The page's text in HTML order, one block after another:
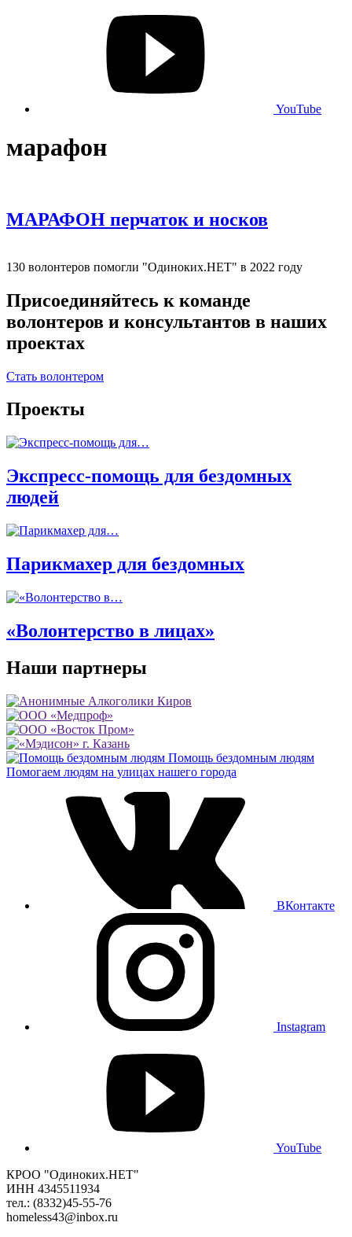
YouTube
марафон
МАРАФОН перчаток и носков
130 волонтеров помогли "Одиноких.НЕТ" в 2022 году
Присоединяйтесь к команде
волонтеров и консультантов в наших
проектах
Стать волонтером
Проекты
Экспресс-помощь для бездомных
людей
Парикмахер для бездомных
«Волонтерство в лицах»
Наши партнеры
Помощь бездомным людям
Помогаем людям на улицах нашего города
ВКонтакте
Instagram
YouTube
КРОО "Одиноких.НЕТ"
ИНН 4345511934
тел.: (8332)45-55-76
homeless43@inbox.ru